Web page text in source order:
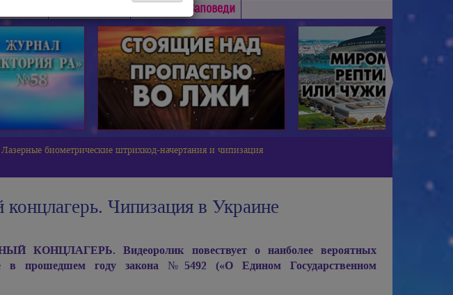
Заповеди ►
Лазерные биометрические штрихкод-начертания и чипизация
Чипизация в Украине
КОНЦЛАГЕРЬ. Видеоролик повествует о наиболее вероятных
в прошедшем году закона №5492 («О Едином Государственном